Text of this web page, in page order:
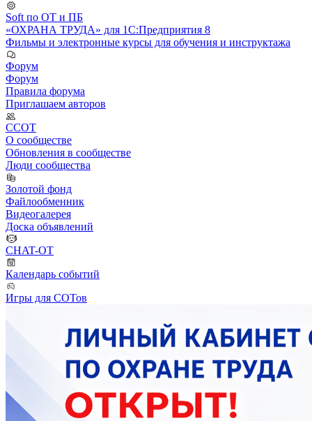
Soft по ОТ и ПБ
«ОХРАНА ТРУДА» для 1С:Предприятия 8
Фильмы и электронные курсы для обучения и инструктажа
Форум
Форум
Правила форума
Приглашаем авторов
ССОТ
О сообществе
Обновления в сообществе
Люди сообщества
Золотой фонд
Файлообменник
Видеогалерея
Доска объявлений
CHAT-OT
Календарь событий
Игры для СОТов